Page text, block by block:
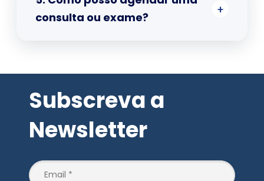
consulta ou exame?
Subscreva a
Newsletter